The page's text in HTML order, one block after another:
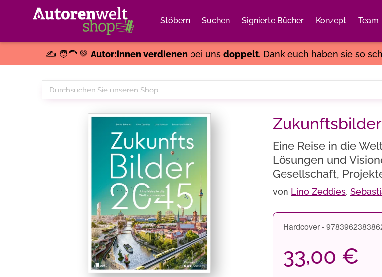
Stöbern Suchen Signierte Bücher Konzept Team
✍️ 🧑‍🦱 💚 Autor:innen verdienenbei uns doppelt. Dank euch haben sie so
Durchsuchen
Sie
Eine Reise in die
Lösungen und
Gesellschaft,
von Lino Zeddies,
Hardcover -
33,00 €